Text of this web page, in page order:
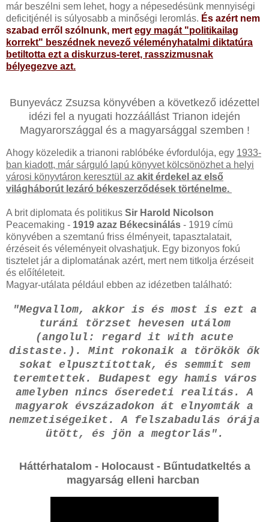
már beszélni sem lehet, hogy a népesedésünk mennyiségi
deficitjénél is súlyosabb a minőségi leromlás. És azért nem
szabad erről szólnunk, mert egy magát "politikailag
korrekt" beszédnek nevező véleményhatalmi diktatúra
betiltotta ezt a diskurzus-teret, rasszizmusnak
bélyegezve azt.
Bunyevácz Zsuzsa könyvében a következő idézettel
idézi fel a nyugati hozzáállást Trianon idején
Magyarországgal és a magyarsággal szemben !
Ahogy közeledik a trianoni rablóbéke évfordulója, egy 1933-
ban kiadott, már sárguló lapú könyvet kölcsönözhet a helyi
városi könyvtáron keresztül az akit érdekel az első
világháborút lezáró békeszerződések történelme.
A brit diplomata és politikus Sir Harold Nicolson
Peacemaking - 1919 azaz Békecsinálás - 1919 címü
könyvében a szemtanú friss élményeit, tapasztalatait,
érzéseit és véleményeit olvashatjuk. Egy bizonyos fokú
tisztelet jár a diplomatának azért, mert nem titkolja érzéseit
és előítéleteit.
Magyar-utálata például ebben az idézetben található:
"Megvallom, akkor is és most is ezt a
turáni törzset hevesen utálom
(angolul: regard it with acute
distaste.). Mint rokonaik a törökök ők
sokat elpusztítottak, és semmit sem
teremtettek. Budapest egy hamis város
amelyben nincs őseredeti realitás. A
magyarok évszázadokon át elnyomták a
nemzetiségeiket. A felszabadulás órája
ütött, és jön a megtorlás".
Háttérhatalom - Holocaust - Bűntudatkeltés a
magyarság elleni harcban